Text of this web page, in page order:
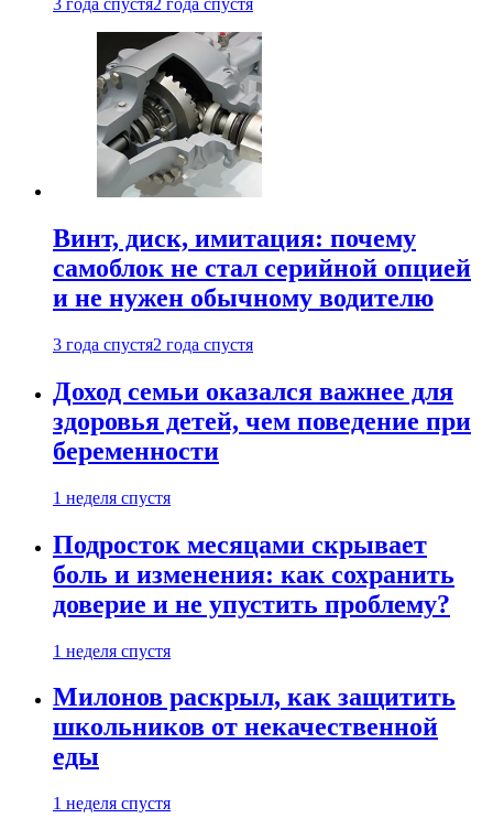
3 года спустя2 года спустя
Винт, диск, имитация: почему
самоблок не стал серийной опцией
и не нужен обычному водителю
3 года спустя2 года спустя
Доход семьи оказался важнее для
здоровья детей, чем поведение при
беременности
1 неделя спустя
Подросток месяцами скрывает
боль и изменения: как сохранить
доверие и не упустить проблему?
1 неделя спустя
Милонов раскрыл, как защитить
школьников от некачественной
еды
1 неделя спустя